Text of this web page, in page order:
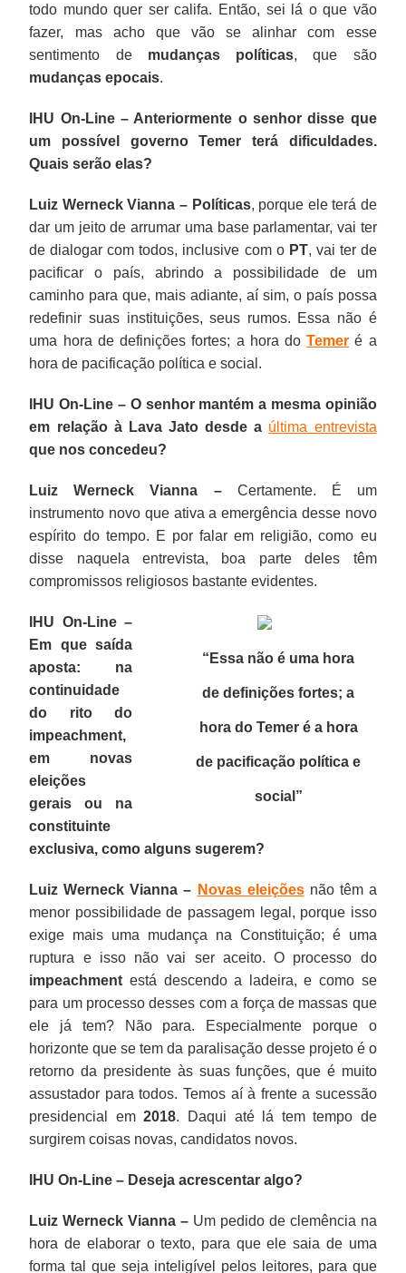
todo mundo quer ser califa. Então, sei lá o que vão
fazer, mas acho que vão se alinhar com esse
sentimento de mudanças políticas, que são
mudanças epocais.
IHU On-Line – Anteriormente o senhor disse que
um possível governo Temer terá dificuldades.
Quais serão elas?
Luiz Werneck Vianna – Políticas, porque ele terá de
dar um jeito de arrumar uma base parlamentar, vai ter
de dialogar com todos, inclusive com o PT, vai ter de
pacificar o país, abrindo a possibilidade de um
caminho para que, mais adiante, aí sim, o país possa
redefinir suas instituições, seus rumos. Essa não é
uma hora de definições fortes; a hora doTemer é a
hora de pacificação política e social.
IHU On-Line – O senhor mantém a mesma opinião
em relação à Lava Jato desde a última entrevista
que nos concedeu?
Luiz Werneck Vianna –Certamente. É um
instrumento novo que ativa a emergência desse novo
espírito do tempo. E por falar em religião, como eu
disse naquela entrevista, boa parte deles têm
compromissos religiosos bastante evidentes.
“Essa não é uma hora
de definições fortes; a
hora do Temer é a hora
de pacificação política e
social ”
IHU On-Line –
Em que saída
aposta: na
continuidade
do rito do
impeachment,
em novas
eleições
gerais ou na
constituinte
exclusiva, como alguns sugerem?
Luiz Werneck Vianna – Novas eleiçõesnão têm a
menor possibilidade de passagem legal, porque isso
exige mais uma mudança na Constituição; é uma
ruptura e isso não vai ser aceito. O processo do
impeachment está descendo a ladeira, e como se
para um processo desses com a força de massas que
ele já tem? Não para. Especialmente porque o
horizonte que se tem da paralisação desse projeto é o
retorno da presidente às suas funções, que é muito
assustador para todos. Temos aí à frente a sucessão
presidencial em2018. Daqui até lá tem tempo de
surgirem coisas novas, candidatos novos.
IHU On-Line – Deseja acrescentar algo?
Luiz Werneck Vianna – Um pedido de clemência na
hora de elaborar o texto, para que ele saia de uma
forma tal que seja inteligível pelos leitores, para que